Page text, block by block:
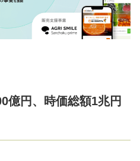
億円、時価総額1兆円